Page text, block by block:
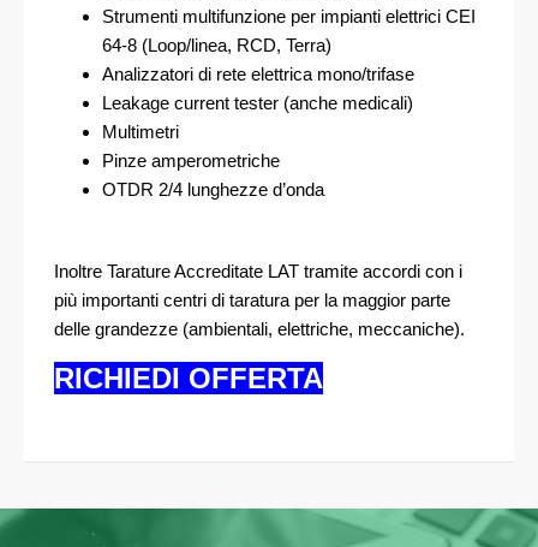
Strumenti multifunzione per impianti elettrici CEI
64-8 (Loop/linea, RCD, Terra)
Analizzatori di rete elettrica mono/trifase
Leakage current tester (anche medicali)
Multimetri
Pinze amperometriche
OTDR 2/4 lunghezze d’onda
Inoltre Tarature Accreditate LAT tramite accordi con i
più importanti centri di taratura per la maggior parte
delle grandezze (ambientali, elettriche, meccaniche).
RICHIEDI OFFERTA